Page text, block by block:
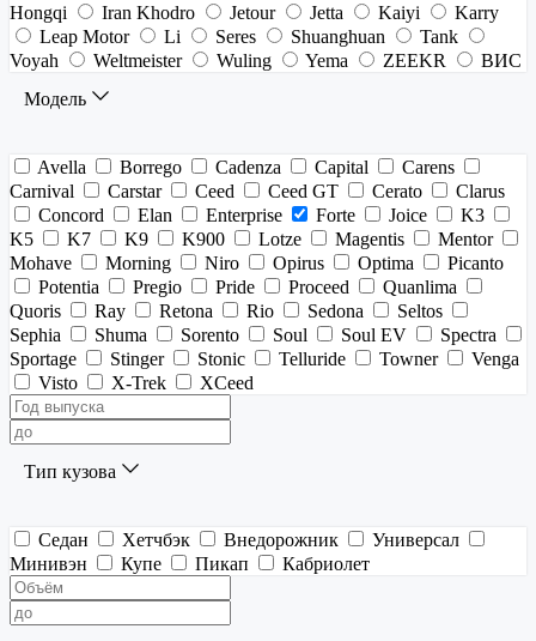
Hongqi
Iran Khodro Jetour Jetta Kaiyi
Karry
Leap Motor
Li Seres Shuanghuan
Tank
Voyah
Weltmeister Wuling Yema ZEEKR
ВИС
Модель
Avella Borrego Cadenza Capital
Carens
Carnival
Carstar Ceed Ceed GT Cerato
Clarus
Concord
Elan Enterprise Forte Joice
K3
K5
K7 K9 K900 Lotze Magentis
Mentor
Mohave
Morning Niro Opirus Optima
Picanto
Potentia
Pregio Pride Proceed
Quanlima
Quoris
Ray Retona Rio Sedona
Seltos
Sephia
Shuma Sorento Soul Soul EV
Spectra
Sportage
Stinger Stonic Telluride Towner
Venga
Visto
X-Trek XCeed
Тип кузова
Седан Хетчбэк Внедорожник
Универсал
Минивэн
Купе Пикап Кабриолет